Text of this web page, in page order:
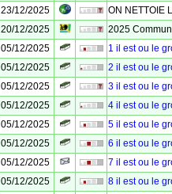
23/12/2025
ON NETTOIE
20/12/2025
2025
05/12/2025
1 il est ou le
05/12/2025
2 il est ou le
05/12/2025
3 il est ou le
05/12/2025
4 il est ou le
05/12/2025
5 il est ou le
05/12/2025
6 il est ou le
05/12/2025
7 il est ou le
05/12/2025
8 il est ou le